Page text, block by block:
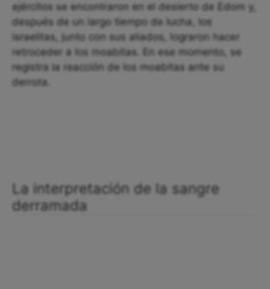
ejércitos se encontraron en el desierto de Edom y,
después de un largo tiempo de lucha, los
israelitas, junto con sus aliados, lograron hacer
retroceder a los moabitas. En ese momento, se
registra la reacción de los moabitas ante su
derrota.
La interpretación de la sangre
derramada